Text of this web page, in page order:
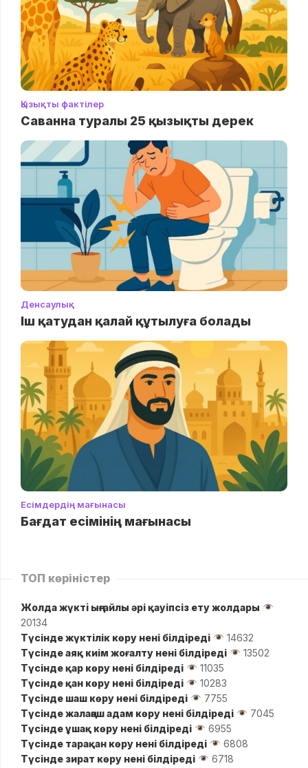
Қызықты фактілер
Саванна туралы 25 қызықты дерек
Денсаулық
Іш қатудан қалай құтылуға болады
Есімдердің мағынасы
Бағдат есімінің мағынасы
ТОП көріністер
Жолда жүктi ыңғайлы әрі қауіпсіз ету жолдары
20134
Түсінде жүктілік көру нені білдіреді
14632
Түсінде аяқ киім жоғалту нені білдіреді
13502
Түсінде қар көру нені білдіреді
11035
Түсінде қан көру нені білдіреді
10283
Түсінде шаш көру нені білдіреді
7755
Түсінде жалаңаш адам көру нені білдіреді
7045
Түсінде ұшақ көру нені білдіреді
6955
Түсінде тарақан көру нені білдіреді
6808
Түсінде зират көру нені білдіреді
6718